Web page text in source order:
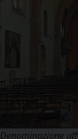
Denominazione